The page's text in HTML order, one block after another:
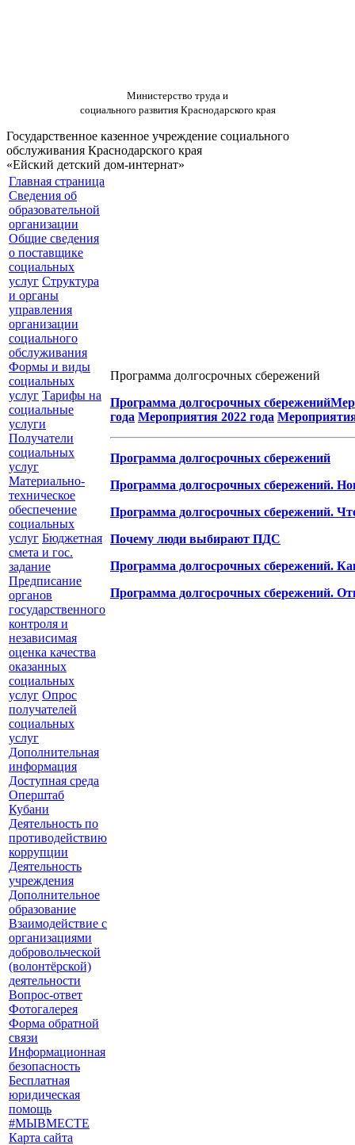
Министерство труда и
социального развития Краснодарского края
Государственное казенное учреждение социального
обслуживания Краснодарского края
«Ейский детский дом-интернат»
Главная страница
Сведения об
образовательной
организации
Общие сведения
о поставщике
социальных
услуг Структура
и органы
управления
организации
социального
обслуживания
Формы и виды
социальных
услуг Тарифы на
социальные
услуги
Получатели
социальных
услуг
Материально-
техническое
обеспечение
социальных
услуг Бюджетная
смета и гос.
задание
Предписание
органов
государственного
контроля и
независимая
оценка качества
оказанных
социальных
услуг Опрос
получателей
социальных
услуг
Дополнительная
информация
Доступная среда
Оперштаб
Кубани
Деятельность по
противодействию
коррупции
Деятельность
учреждения
Дополнительное
образование
Взаимодействие с
организациями
добровольческой
(волонтёрской)
деятельности
Вопрос-ответ
Фотогалерея
Форма обратной
связи
Информационная
безопасность
Бесплатная
юридическая
помощь
#МЫВМЕСТЕ
Карта сайта
Программа долгосрочных сбережений
Программа долгосрочных сбережений
года Мероприятия 2022 года
Программа долгосрочных сбережений
Программа долгосрочных сбережений.
Программа долгосрочных сбережений.
Почему люди выбирают ПДС
Программа долгосрочных сбережений.
Программа долгосрочных сбережений.